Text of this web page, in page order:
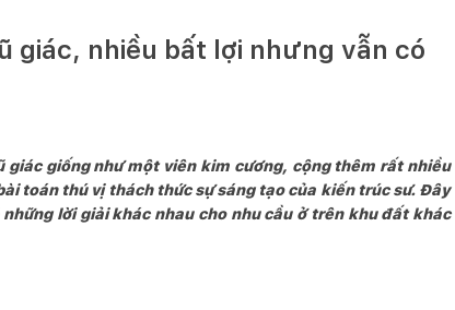
giác, nhiều bất lợi nhưng vẫn có
giống như một viên kim cương, cộng thêm rất nhiều
toán thú vị thách thức sự sáng tạo của kiến trúc sư. Đây
lời giải khác nhau cho nhu cầu ở trên khu đất khác